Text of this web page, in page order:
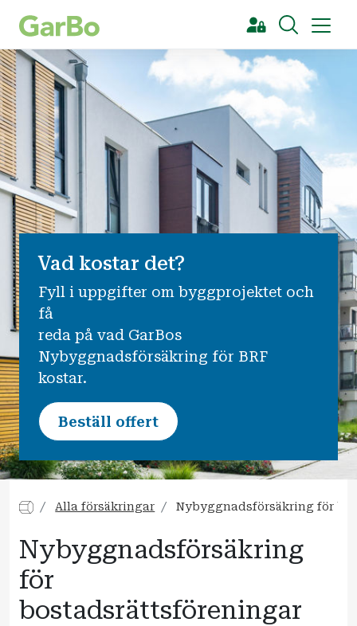
[Sök]
Vad kostar det?
Fyll i uppgifter om byggprojektet och
få
reda på vad GarBos
Nybyggnadsförsäkring för BRF
kostar.
Beställ offert
Alla försäkringar Nybyggnadsförsäkring för
Nybyggnadsförsäkring
för
bostadsrättsföreningar